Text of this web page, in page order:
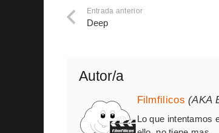
Entrada anterior
Deep
Autor/a
Filmfilicos (AKA
Lo que intentamos